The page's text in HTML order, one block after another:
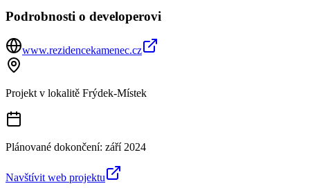
Podrobnosti o developerovi
www.rezidencekamenec.cz
Projekt v lokalitě Frýdek-Místek
Plánované dokončení: září 2024
Navštívit web projektu